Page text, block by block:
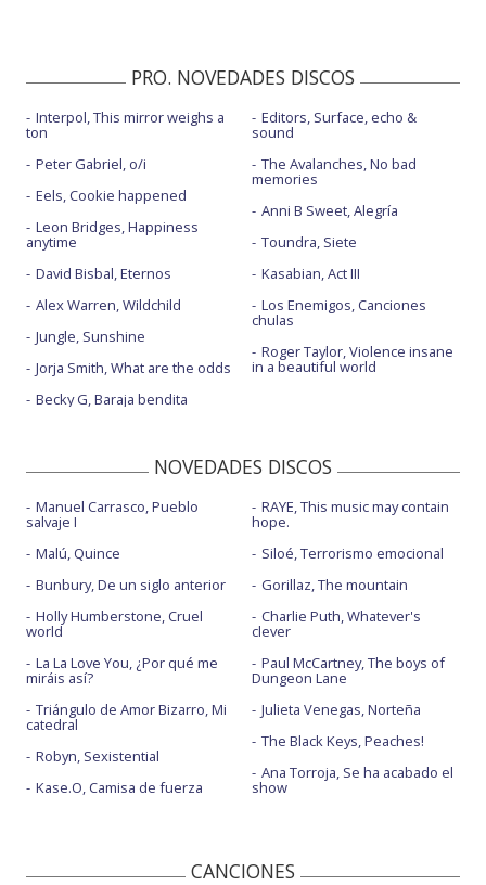
PRO. NOVEDADES DISCOS
Interpol, This mirror weighs a
ton
Peter Gabriel, o/i
Eels, Cookie happened
Leon Bridges, Happiness
anytime
David Bisbal, Eternos
Alex Warren, Wildchild
Jungle, Sunshine
Jorja Smith, What are the odds
Becky G, Baraja bendita
Editors, Surface, echo &
sound
The Avalanches, No bad
memories
Anni B Sweet, Alegría
Toundra, Siete
Kasabian, Act III
Los Enemigos, Canciones
chulas
Roger Taylor, Violence insane
in a beautiful world
NOVEDADES DISCOS
Manuel Carrasco, Pueblo
salvaje I
Malú, Quince
Bunbury, De un siglo anterior
Holly Humberstone, Cruel
world
La La Love You, ¿Por qué me
miráis así?
Triángulo de Amor Bizarro, Mi
catedral
Robyn, Sexistential
Kase.O, Camisa de fuerza
RAYE, This music may contain
hope.
Siloé, Terrorismo emocional
Gorillaz, The mountain
Charlie Puth, Whatever's
clever
Paul McCartney, The boys of
Dungeon Lane
Julieta Venegas, Norteña
The Black Keys, Peaches!
Ana Torroja, Se ha acabado el
show
CANCIONES